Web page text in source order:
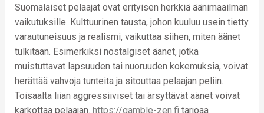
Suomalaiset pelaajat ovat erityisen herkkiä äänimaailman
vaikutuksille. Kulttuurinen tausta, johon kuuluu usein tietty
varautuneisuus ja realismi, vaikuttaa siihen, miten äänet
tulkitaan. Esimerkiksi nostalgiset äänet, jotka
muistuttavat lapsuuden tai nuoruuden kokemuksia, voivat
herättää vahvoja tunteita ja sitouttaa pelaajan peliin.
Toisaalta liian aggressiiviset tai ärsyttävät äänet voivat
karkottaa pelaajan. https://gamble-zen.fi tarjoaa